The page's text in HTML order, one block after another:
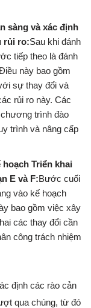
sàng và xác định
rủi ro:Sau khi đánh
tiếp theo là đánh
này bao gồm
sự thay đổi và
rủi ro này. Các
trình đào
trình và nâng cấp
Triển khai
E và F:Bước cuối
vào kế hoạch
bao gồm việc xây
các thay đổi cần
công trách nhiệm
định các rào cản
qua chúng, từ đó